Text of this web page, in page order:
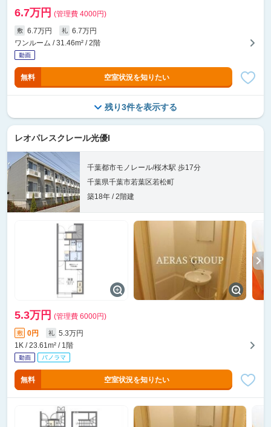
6.7万円 (管理費 4000円)
敷 6.7万円 礼
6.7万円
ワンルーム / 31.46m² / 2階
無料 空室状況を知りたい
残り3件を表示する
レオパレスクレール光優I
千葉都市モノレール/桜木駅 歩17分
千葉県千葉市若葉区若松町
築18年 / 2階建
5.3万円 (管理費 6000円)
敷 0円 礼
5.3万円
1K / 23.61m² / 1階
無料 空室状況を知りたい